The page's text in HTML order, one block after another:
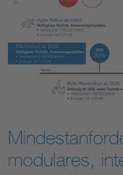
modulares,